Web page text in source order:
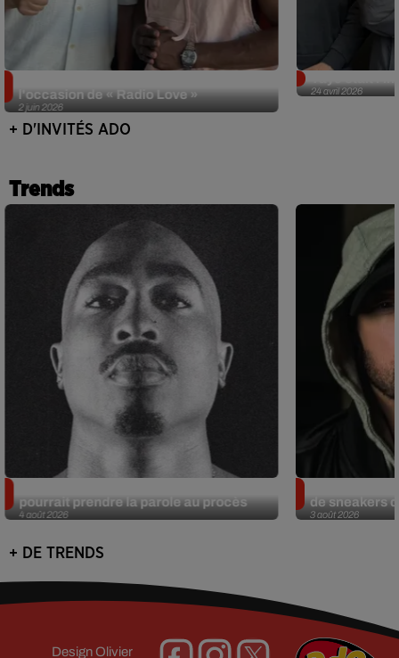
2 juin 2026
l'occasion de « Radio Love »
24 avril 2026
+ D'INVITÉS ADO
Trends
4 août 2026
pourrait prendre la parole au procès
3 août 2026
de sneakers
+ DE TRENDS
Design Olivier